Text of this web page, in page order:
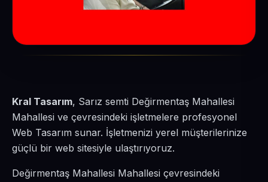
Kral Tasarım, Sarız semti Değirmentaş Mahallesi
Mahallesi ve çevresindeki işletmelere profesyonel
Web Tasarım sunar. İşletmenizi yerel müşterilerinize
güçlü bir web sitesiyle ulaştırıyoruz.
Değirmentaş Mahallesi Mahallesi çevresindeki